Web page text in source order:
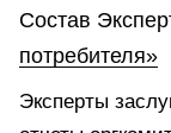
Состав
потребителя»
Эксперты